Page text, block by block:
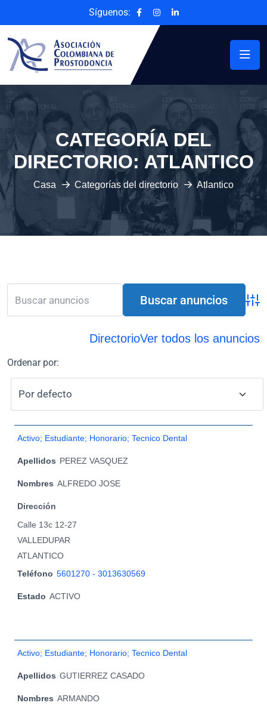
Síguenos:
CATEGORÍA DEL
DIRECTORIO: ATLANTICO
Casa Categorías del directorio Atlantico
DirectorioVer todos los anuncios
Ordenar por:
Activo; Estudiante; Honorario; Tecnico Dental
Apellidos PEREZ VASQUEZ
Nombres ALFREDO JOSE
Dirección
Calle 13c 12-27
VALLEDUPAR
ATLANTICO
Teléfono 5601270 - 3013630569
Estado ACTIVO
Activo; Estudiante; Honorario; Tecnico Dental
Apellidos GUTIERREZ CASADO
Nombres ARMANDO